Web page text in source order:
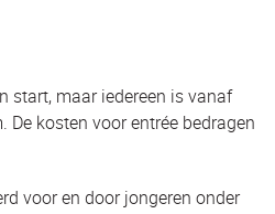
start, maar iedereen is vanaf
De kosten voor entrée bedragen
voor en door jongeren onder